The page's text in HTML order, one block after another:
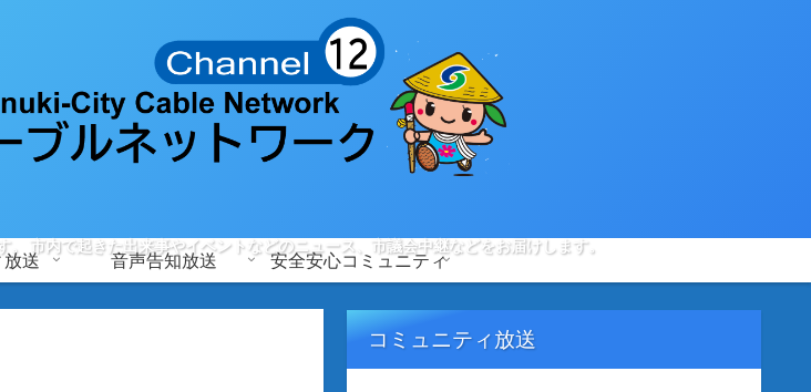
市内で起きた出来事やイベントなどのニュース、市議会中継などをお届けします。
放送 音声告知放送 安全安心コミュニティ
コミュニティ放送